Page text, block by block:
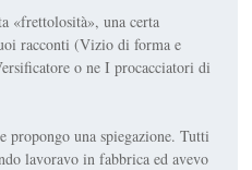
«frettolosità», una certa
racconti (Vizio di forma e
o ne I procacciatori di
propongo una spiegazione. Tutti
lavoravo in fabbrica ed avevo